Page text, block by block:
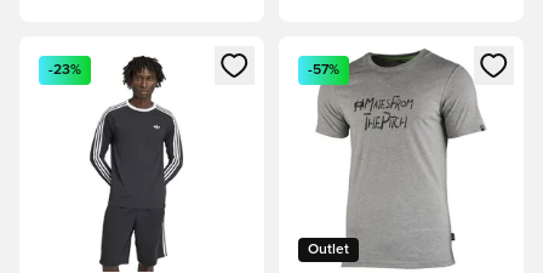
Odpre Modal za prijavo ali vpis kot član
-23%
Odpre Modal za prijavo ali
Outlet
-57%